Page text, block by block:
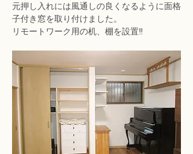
元押し入れには風通しの良くなるように面格
子付き窓を取り付けました。
リモートワーク用の机、棚を設置‼